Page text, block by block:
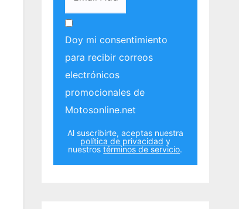
Doy mi consentimiento
para recibir correos
electrónicos
promocionales de
Motosonline.net
Al suscribirte, aceptas nuestra
política de privacidad y
nuestrostérminos de servicio.